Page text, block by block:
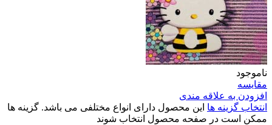
ناموجود
مقایسه
افزودن به علاقه مندی
انتخاب گزینه ها این محصول دارای انواع مختلفی می باشد. گزینه ها
ممکن است در صفحه محصول انتخاب شوند